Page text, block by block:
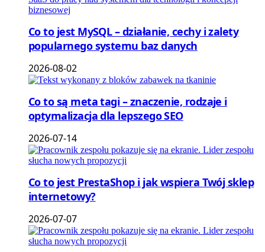
Co to jest MySQL – działanie, cechy i zalety
popularnego systemu baz danych
2026-08-02
Co to są meta tagi – znaczenie, rodzaje i
optymalizacja dla lepszego SEO
2026-07-14
Co to jest PrestaShop i jak wspiera Twój sklep
internetowy?
2026-07-07